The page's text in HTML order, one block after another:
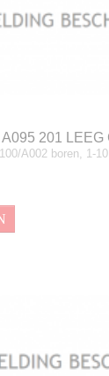
201 LEEG
A002 boren, 1-